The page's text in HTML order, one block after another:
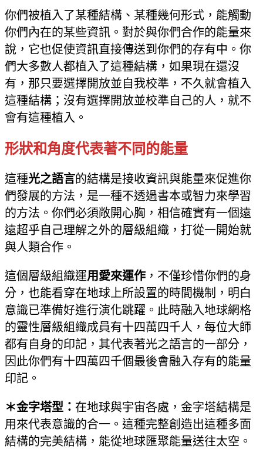
你們被植入了某種結構、某種幾何形式，能觸動
你們內在的某些資訊。對於與你們合作的能量來
說，它也促使資訊直接傳送到你們的存有中。你
們大多數人都植入了這種結構，如果現在還沒
有，那只要選擇開放並自我校準，不久就會植入
這種結構；沒有選擇開放並校準自己的人，就不
會有這種植入。
形狀和角度代表著不同的能量
這種光之語言的結構是接收資訊與能量來促進你
們發展的方法，是一種不透過書本或智力來學習
的方法。你們必須敞開心胸，相信確實有一個遠
遠超乎自己理解之外的層級組織，打從一開始就
與人類合作。
這個層級組織運用愛來運作 ，不僅珍惜你們的身
分，也能看穿在地球上所設置的時間機制，明白
意識已準備好進行演化跳躍。此時融入地球網格
的靈性層級組織成員有十四萬四千人，每位大師
都有自身的印記，其代表著光之語言的一部分，
因此你們有十四萬四千個最後會融入存有的能量
印記。
＊金字塔型： 在地球與宇宙各處，金字塔結構是
用來代表意識的合一。這種完整創造出這種多面
結構的完美結構，能從地球匯聚能量送往太空。